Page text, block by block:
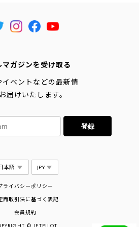
マガジンを受け取る
イベントなどの最新情
届けいたします。
登録
ライバシーポリシー
商取引法に基づく表記
会員規約